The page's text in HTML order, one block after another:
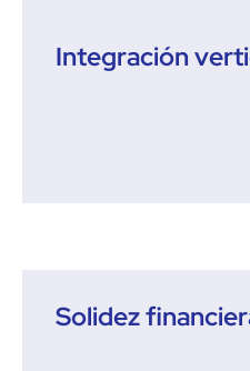
Integración
Solidez